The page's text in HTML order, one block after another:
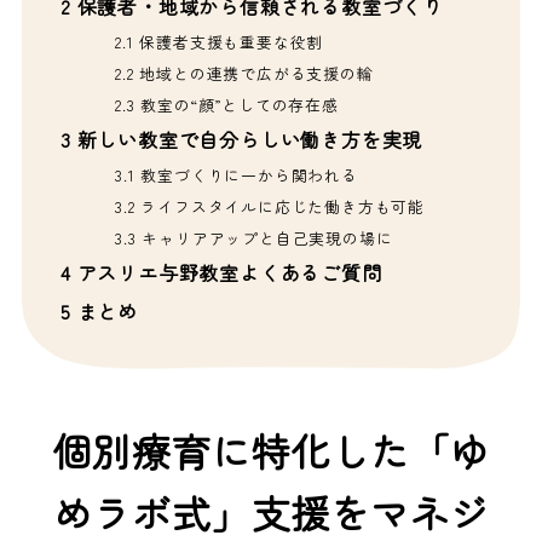
2 保護者・地域から信頼される教室づくり
2.1 保護者支援も重要な役割
2.2 地域との連携で広がる支援の輪
2.3 教室の“顔”としての存在感
3 新しい教室で自分らしい働き方を実現
3.1 教室づくりに一から関われる
3.2 ライフスタイルに応じた働き方も可能
3.3 キャリアアップと自己実現の場に
4アスリエ与野教室よくあるご質問
5 まとめ
個別療育に特化した「ゆ
めラボ式」支援をマネジ